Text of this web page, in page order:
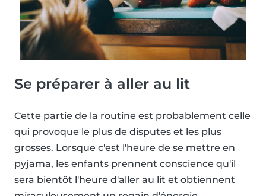
Se préparer à aller au lit
Cette partie de la routine est probablement celle
qui provoque le plus de disputes et les plus
grosses. Lorsque c'est l'heure de se mettre en
pyjama, les enfants prennent conscience qu'il
sera bientôt l'heure d'aller au lit et obtiennent